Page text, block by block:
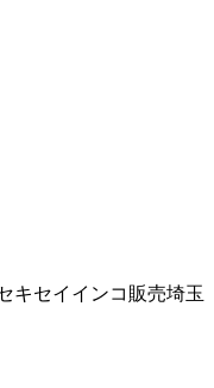
キセイインコ販売